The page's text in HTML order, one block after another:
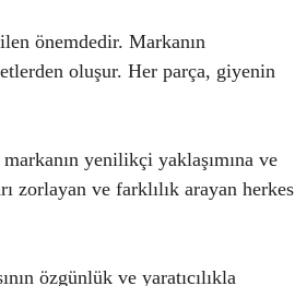
önemdedir. Markanın
oluşur. Her parça, giyenin
yenilikçi yaklaşımına ve
zorlayan ve farklılık arayan herkes
özgünlük ve yaratıcılıkla